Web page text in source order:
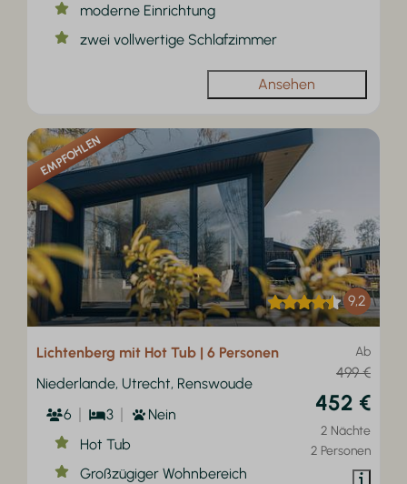
moderne Einrichtung
zwei vollwertige Schlafzimmer
Ansehen
EMPFOHLEN
9,2
Ab
499 €
452 €
2 Nächte
2 Personen
Lichtenberg mit Hot Tub | 6 Personen
Niederlande, Utrecht, Renswoude
6
3
Nein
Hot Tub
Großzügiger Wohnbereich